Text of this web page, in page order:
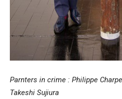
Parnters in crime : Philippe
Takeshi Sujiura